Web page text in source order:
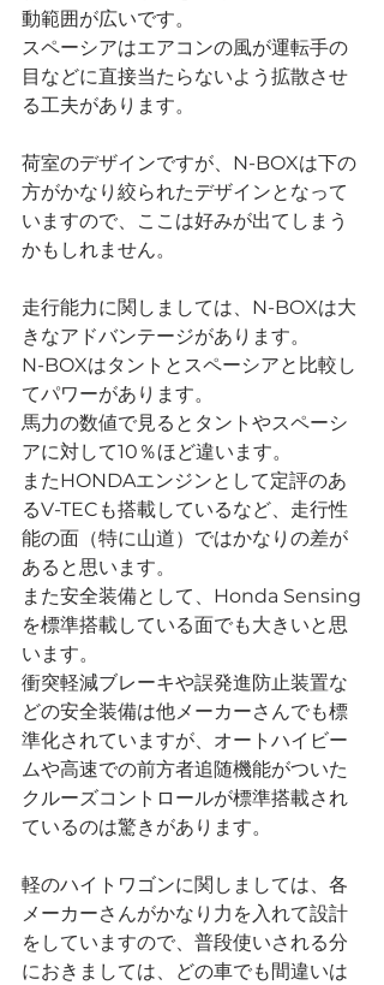
動範囲が広いです。
スペーシアはエアコンの風が運転手の
目などに直接当たらないよう拡散させ
る工夫があります。
荷室のデザインですが、N-BOXは下の
方がかなり絞られたデザインとなって
いますので、ここは好みが出てしまう
かもしれません。
走行能力に関しましては、N-BOXは大
きなアドバンテージがあります。
N-BOXはタントとスペーシアと比較し
てパワーがあります。
馬力の数値で見るとタントやスペーシ
アに対して10％ほど違います。
またHONDAエンジンとして定評のあ
るV-TECも搭載しているなど、走行性
能の面（特に山道）ではかなりの差が
あると思います。
また安全装備として、Honda Sensing
を標準搭載している面でも大きいと思
います。
衝突軽減ブレーキや誤発進防止装置な
どの安全装備は他メーカーさんでも標
準化されていますが、オートハイビー
ムや高速での前方者追随機能がついた
クルーズコントロールが標準搭載され
ているのは驚きがあります。
軽のハイトワゴンに関しましては、各
メーカーさんがかなり力を入れて設計
をしていますので、普段使いされる分
におきましては、どの車でも間違いは